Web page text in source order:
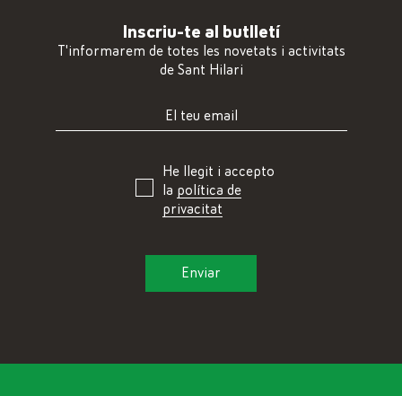
Inscriu-te al butlletí
T'informarem de totes les novetats i activitats
de Sant Hilari
He llegit i accepto
la política de
privacitat